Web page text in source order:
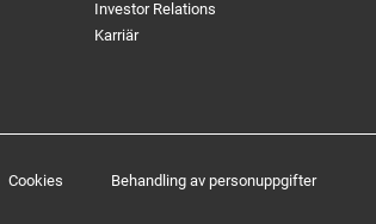
Investor Relations
Karriär
Cookies Behandling av personuppgifter